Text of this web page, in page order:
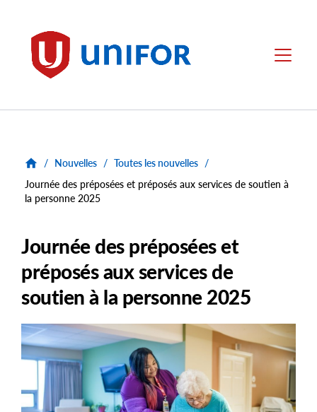
Unifor Menu
/ Nouvelles / Toutes les nouvelles /
Journée des préposées et préposés aux services de soutien à
la personne 2025
Journée des préposées et
préposés aux services de
soutien à la personne 2025
Main
Image
Image